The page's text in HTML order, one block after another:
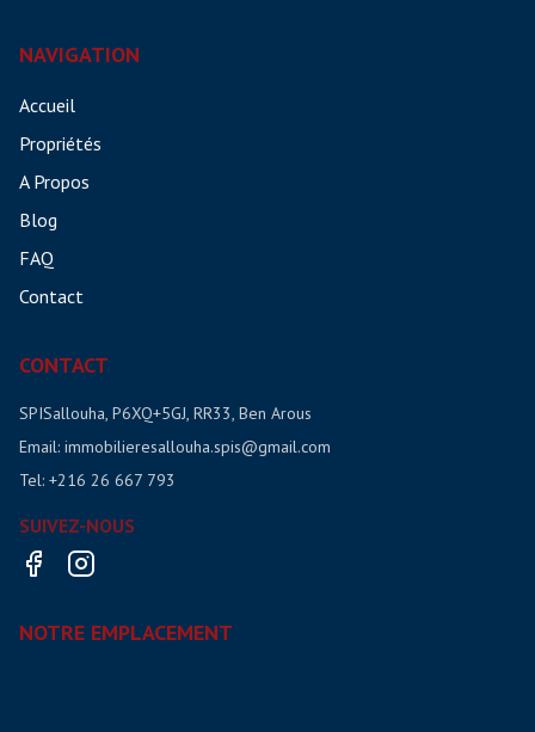
NAVIGATION
Accueil
Propriétés
A Propos
Blog
FAQ
Contact
CONTACT
SPISallouha, P6XQ+5GJ, RR33, Ben Arous
Email: immobilieresallouha.spis@gmail.com
Tel: +216 26 667 793
SUIVEZ-NOUS
NOTRE EMPLACEMENT